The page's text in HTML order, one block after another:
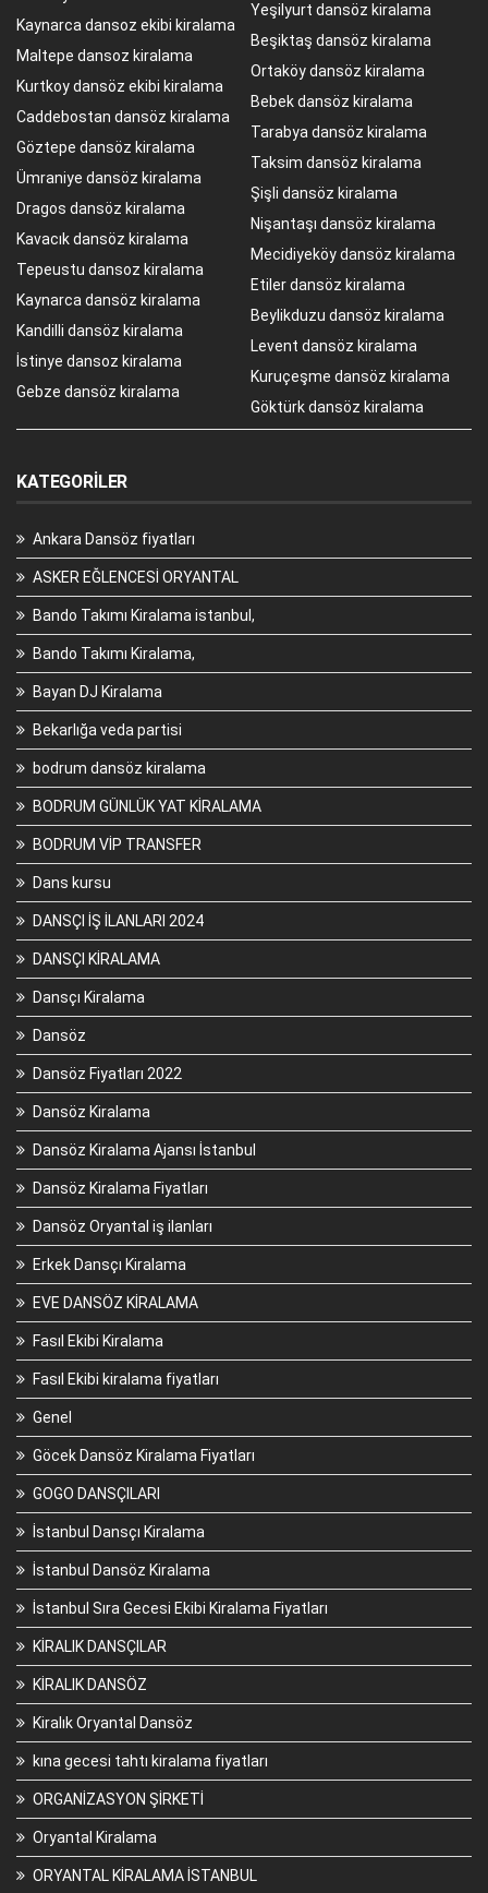
Kaynarca dansoz ekibi kiralama
Maltepe dansoz kiralama
Kurtkoy dansöz ekibi kiralama
Caddebostan dansöz kiralama
Göztepe dansöz kiralama
Ümraniye dansöz kiralama
Dragos dansöz kiralama
Kavacık dansöz kiralama
Tepeustu dansoz kiralama
Kaynarca dansöz kiralama
Kandilli dansöz kiralama
İstinye dansoz kiralama
Gebze dansöz kiralama
Yeşilyurt dansöz kiralama
Beşiktaş dansöz kiralama
Ortaköy dansöz kiralama
Bebek dansöz kiralama
Tarabya dansöz kiralama
Taksim dansöz kiralama
Şişli dansöz kiralama
Nişantaşı dansöz kiralama
Mecidiyeköy dansöz kiralama
Etiler dansöz kiralama
Beylikduzu dansöz kiralama
Levent dansöz kiralama
Kuruçeşme dansöz kiralama
Göktürk dansöz kiralama
KATEGORILER
Ankara Dansöz fiyatları
ASKER EĞLENCESİ ORYANTAL
Bando Takımı Kiralama istanbul,
Bando Takımı Kiralama,
Bayan DJ Kiralama
Bekarlığa veda partisi
bodrum dansöz kiralama
BODRUM GÜNLÜK YAT KİRALAMA
BODRUM VİP TRANSFER
Dans kursu
DANSÇI İŞ İLANLARI 2024
DANSÇI KİRALAMA
Dansçı Kiralama
Dansöz
Dansöz Fiyatları 2022
Dansöz Kiralama
Dansöz Kiralama Ajansı İstanbul
Dansöz Kiralama Fiyatları
Dansöz Oryantal iş ilanları
Erkek Dansçı Kiralama
EVE DANSÖZ KİRALAMA
Fasıl Ekibi Kiralama
Fasıl Ekibi kiralama fiyatları
Genel
Göcek Dansöz Kiralama Fiyatları
GOGO DANSÇILARI
İstanbul Dansçı Kiralama
İstanbul Dansöz Kiralama
İstanbul Sıra Gecesi Ekibi Kiralama Fiyatları
KİRALIK DANSÇILAR
KİRALIK DANSÖZ
Kiralık Oryantal Dansöz
kına gecesi tahtı kiralama fiyatları
ORGANİZASYON ŞİRKETİ
Oryantal Kiralama
ORYANTAL KİRALAMA İSTANBUL